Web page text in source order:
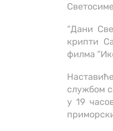
“Дани
крипти
филма
службом
у 19